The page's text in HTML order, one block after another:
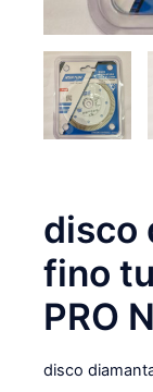
disco
fino
PRO
disco